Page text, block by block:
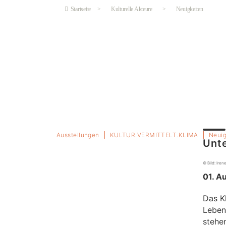
Startseite > Kulturelle Akteure > Neuigkeiten
Kategorien
Ausstellungen KULTUR.VERMITTELT.KLIMA
© Bild:
01.
Das